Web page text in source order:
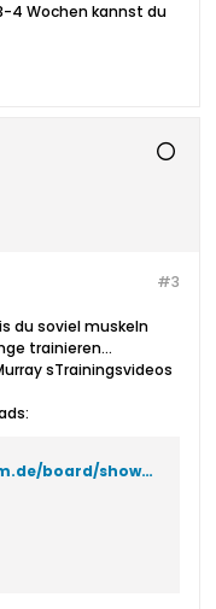
4 Wochen kannst du
#3
du soviel muskeln
trainieren...
sTrainingsvideos
http://saitenforum.de/board/showthread.php?t=23885